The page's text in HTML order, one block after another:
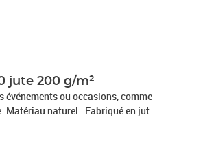
jute 200 g/m²
événements ou occasions, comme
Matériau naturel : Fabriqué en jute
durable et
de compositions florales, de